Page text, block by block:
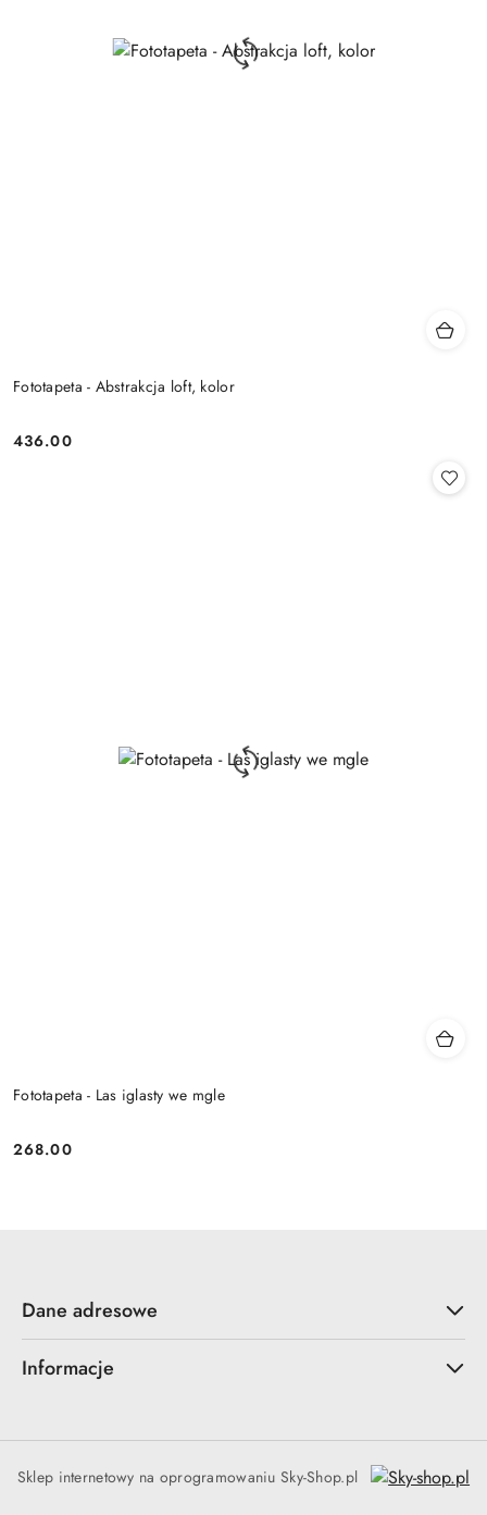
Fototapeta - Abstrakcja loft, kolor
Cena:
436.00
Fototapeta - Las iglasty we mgle
Cena:
268.00
Dane adresowe
Informacje
Sklep internetowy na oprogramowaniu Sky-Shop.pl